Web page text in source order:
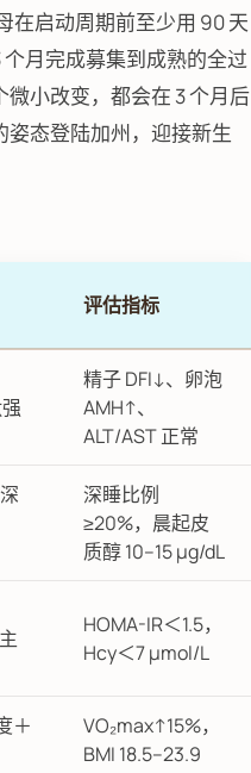
在启动周期前至少用 90 天
月完成募集到成熟的全过
小改变，都会在 3 个月后
态登陆加州，迎接新生
评估指标
精子 DFI↓、卵泡
AMH↑、
ALT/AST 正常
深睡比例
≥20%，晨起皮
质醇 10–15 μg/dL
HOMA-IR＜1.5，
Hcy＜7 μmol/L
＋
VO₂max↑15%，
BMI 18.5–23.9